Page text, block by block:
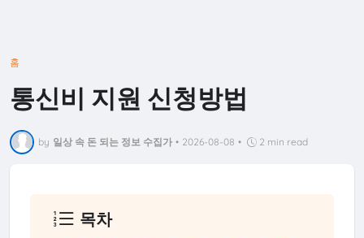
홈
통신비 지원 신청방법
by 일상 속 돈 되는 정보 수집가 • 2026-08-08 • 2 min read
목차